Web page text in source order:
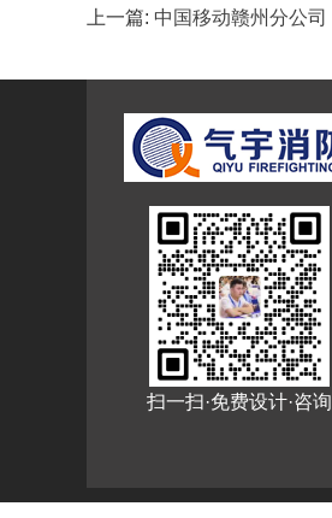
上一篇: 中国移动赣州分公司
扫一扫·免费设计·咨询